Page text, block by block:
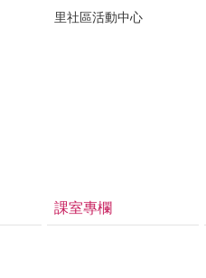
里社區活動中心
課室專欄